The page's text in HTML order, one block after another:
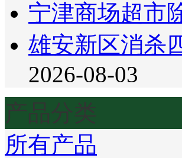
宁津商场超市
雄安新区消杀
2026-08-03
产品分类
所有产品